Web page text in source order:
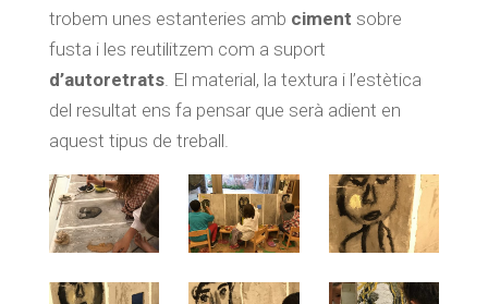
trobem unes estanteries amb ciment sobre
fusta i les reutilitzem com a suport
d’autoretrats. El material, la textura i l’estètica
del resultat ens fa pensar que serà adient en
aquest tipus de treball.